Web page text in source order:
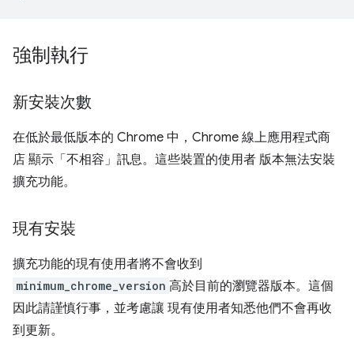
強制執行
新安裝次數
在低於最低版本的 Chrome 中，Chrome 線上應用程式商
店 顯示「不相容」訊息。這些裝置的使用者 版本無法安裝
擴充功能。
現有安裝
擴充功能的現有使用者將不會收到
minimum_chrome_version 高於目前的瀏覽器版本。這個
因此請謹慎行事，並考慮讓 現有使用者知悉他們不會再收
到更新。